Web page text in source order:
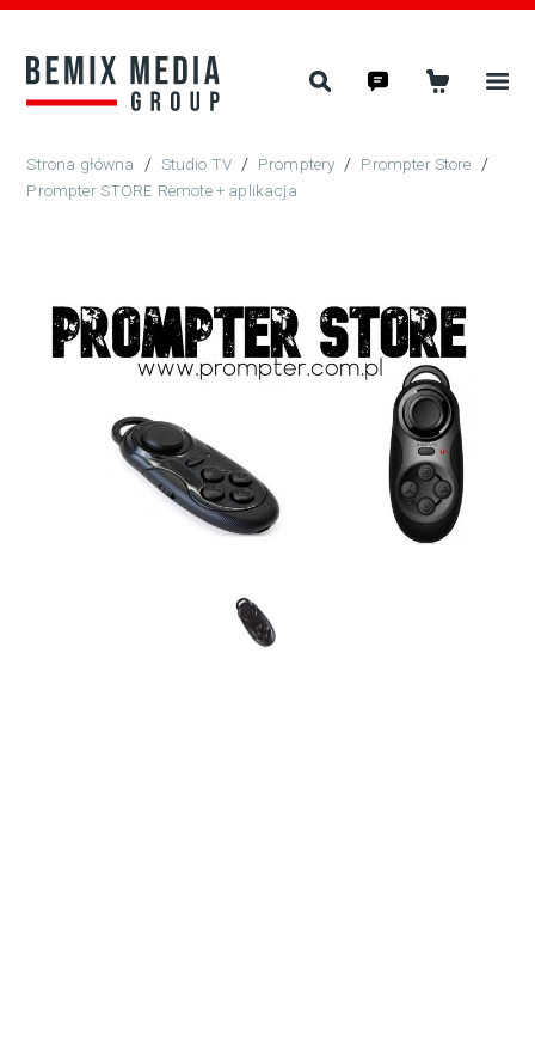
/ Studio TV/ Promptery / Prompter Store /
Prompter STORE Remote + aplikacja